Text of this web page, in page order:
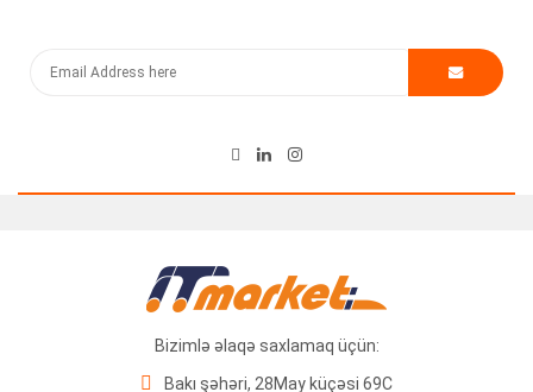
Bizimlə əlaqə saxlamaq üçün:
Bakı şəhəri, 28May küçəsi 69C